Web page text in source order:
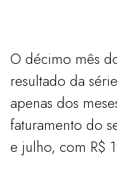
O décimo mês
resultado da
apenas dos
faturamento do
e julho, com R$